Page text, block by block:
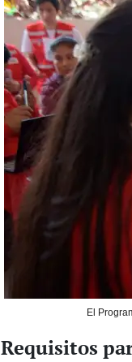
El
Requisitos